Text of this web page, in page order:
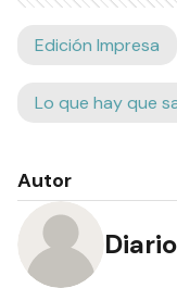
Edición Impresa
Lo que hay que
Autor